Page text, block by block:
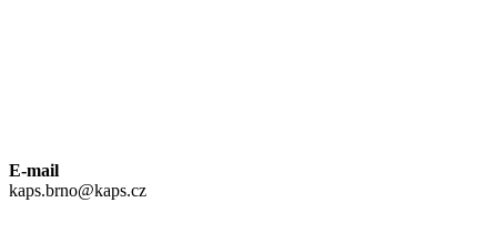
E-mail
kaps.brno@kaps.cz